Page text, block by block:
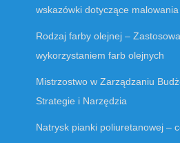
wskazówki dotyczące malowania
Rodzaj farby olejnej –
wykorzystaniem farb olejnych
Mistrzostwo w Zarządzaniu
Strategie i Narzędzia
Natrysk pianki poliuretanowej –